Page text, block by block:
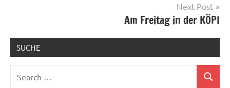
Next Post
Am Freitag in der KÖPI
SUCHE
Search